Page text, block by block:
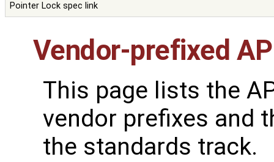
Pointer Lock spec link
Vendor-prefixed
This page lists the
vendor prefixes and
the standards track.